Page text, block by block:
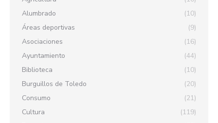
Alumbrado
(10)
Áreas deportivas
(9)
Asociaciones
(16)
Ayuntamiento
(44)
Biblioteca
(10)
Burguillos de Toledo
(20)
Consumo
(21)
Cultura
(119)